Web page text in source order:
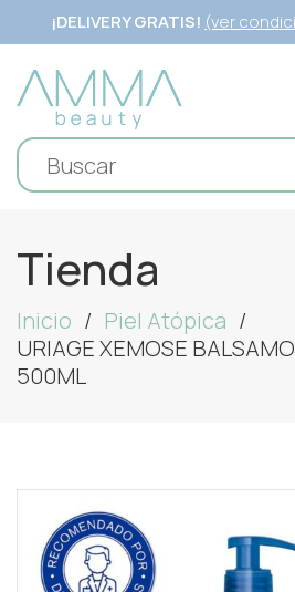
¡DELIVERY GRATIS! (ver
Tienda
Inicio
Piel Atópica
URIAGE XEMOSE
500ML